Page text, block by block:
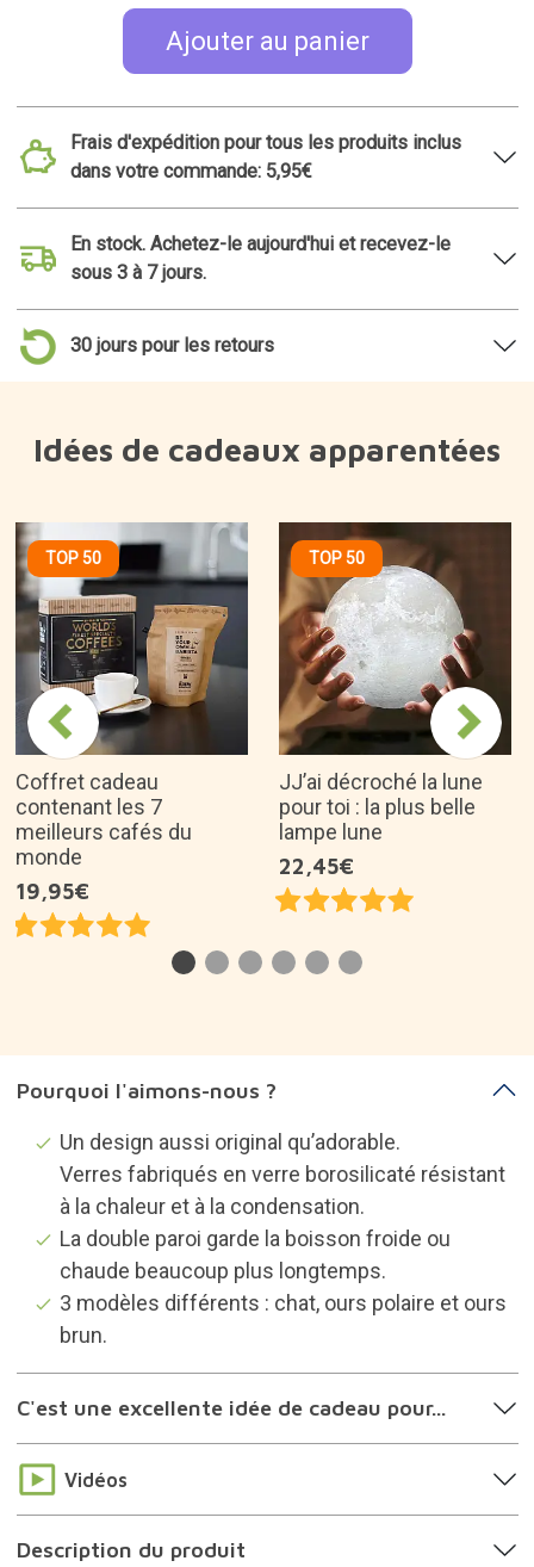
Coffret cadeau
contenant les 7
meilleurs cafés du
monde
JJ’ai décroché la lune
Pourquoi l'aimons-nous ?
Un design aussi original qu’adorable.
Verres fabriqués en verre borosilicaté résistant
à la chaleur et à la condensation.
La double paroi garde la boisson froide ou
chaude beaucoup plus longtemps.
3 modèles différents : chat, ours polaire et ours
brun.
C'est une excellente idée de cadeau pour...
Description du produit
À propos de la marque
Catégories susceptibles de vous
intéresser
Tasses originales
25 cadeaux à moins de 25 euros